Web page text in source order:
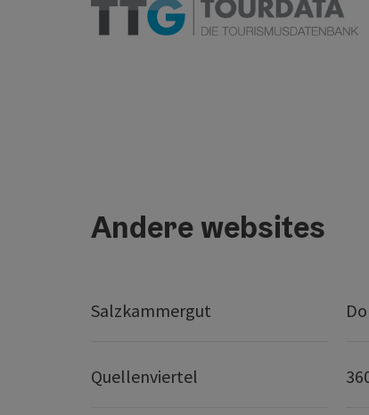
Andere websites
Salzkammergut
Quellenviertel